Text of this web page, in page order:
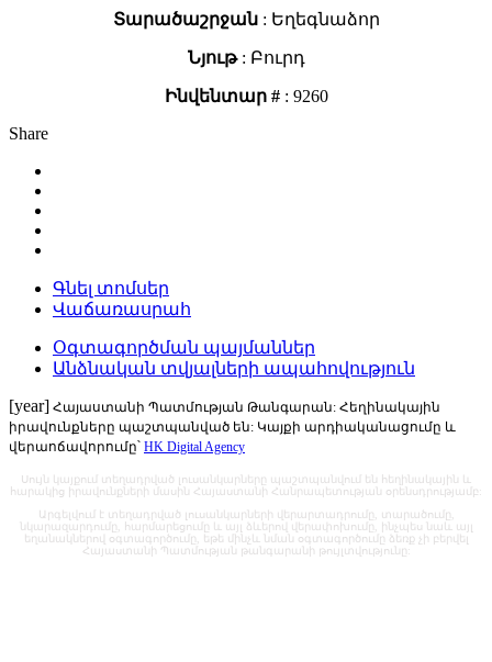
Տարածաշրջան: Եղեգնաձոր
Նյութ: Բուրդ
Ինվենտար #: 9260
Share
Գնել տոմսեր
Վաճառասրահ
Օգտագործման պայմաններ
Անձնական տվյալների ապահովություն
[year] Հայաստանի Պատմության Թանգարան: Հեղինակային
իրավունքները պաշտպանված են: Կայքի արդիականացումը և
վերաոճավորումը՝ HK Digital Agency
Սույն կայքում տեղադրված լուսանկարները պաշտպանվում են հեղինակային և
հարակից իրավունքների մասին Հայաստանի Հանրապետության օրենսդրությամբ:
Արգելվում է տեղադրված լուսանկարների վերարտադրումը, տարածումը,
նկարազարդումը, հարմարեցումը և այլ ձևերով վերափոխումը, ինչպես նաև այլ
եղանակներով օգտագործումը, եթե մինչև նման օգտագործումը ձեռք չի բերվել
Հայաստանի Պատմության թանգարանի թույլտվությունը: